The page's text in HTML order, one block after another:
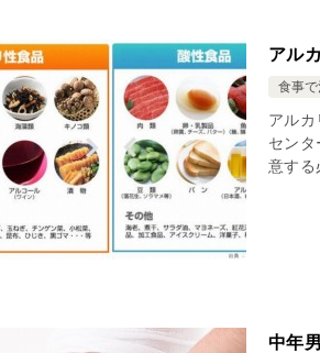
アル
食事で
アル
セン
意する
中年